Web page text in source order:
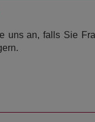
uns an, falls Sie